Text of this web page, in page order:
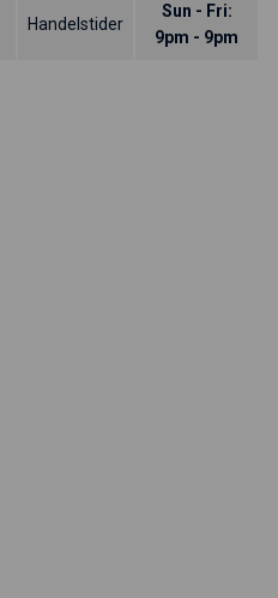
Handelstider
Sun - Fri:
9pm - 9pm